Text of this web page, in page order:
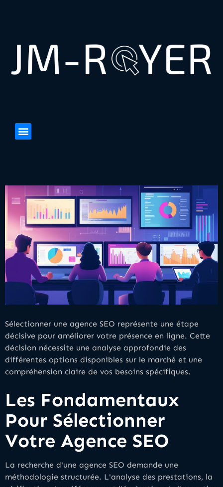
Sélectionner une agence SEO représente une étape
décisive pour améliorer votre présence en ligne. Cette
décision nécessite une analyse approfondie des
différentes options disponibles sur le marché et une
compréhension claire de vos besoins spécifiques.
Les Fondamentaux
Pour Sélectionner
Votre Agence SEO
La recherche d'une agence SEO demande une
méthodologie structurée. L'analyse des prestations, la